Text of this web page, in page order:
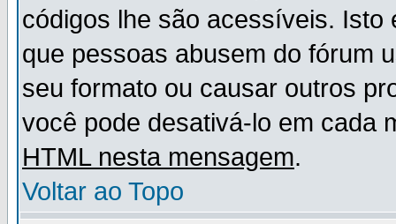
códigos lhe são acessíveis.
que pessoas abusem do fórum
seu formato ou causar outros
você pode desativá-lo em cada
HTML nesta mensagem.
Voltar ao Topo